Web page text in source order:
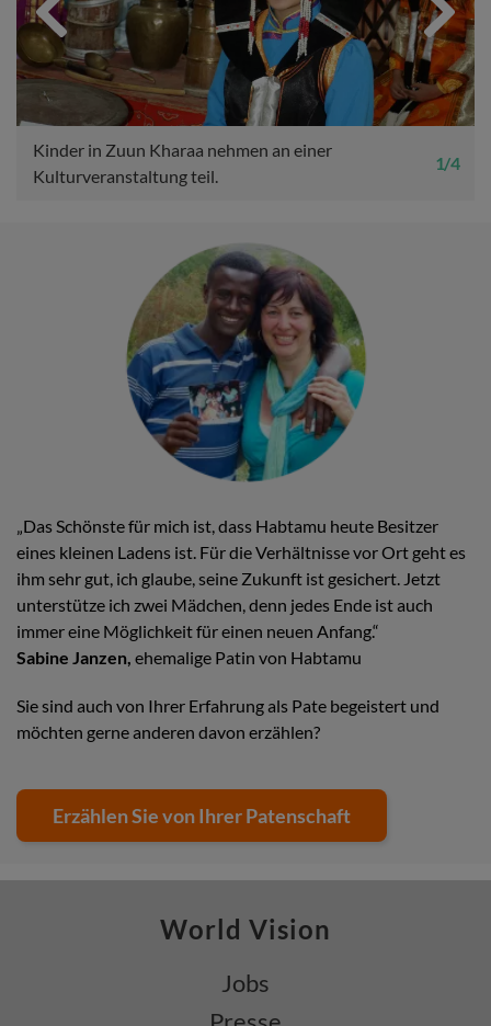
Previous
Kinder in Zuun Kharaa nehmen an einer
Kulturveranstaltung teil.
1 / 4
Next
„Das Schönste für mich ist, dass Habtamu heute Besitzer
eines kleinen Ladens ist. Für die Verhältnisse vor Ort geht es
ihm sehr gut, ich glaube, seine Zukunft ist gesichert. Jetzt
unterstütze ich zwei Mädchen, denn jedes Ende ist auch
immer eine Möglichkeit für einen neuen Anfang.“
Sabine Janzen, ehemalige Patin von Habtamu
Sie sind auch von Ihrer Erfahrung als Pate begeistert und
möchten gerne anderen davon erzählen?
Erzählen Sie von Ihrer Patenschaft
World Vision
Jobs